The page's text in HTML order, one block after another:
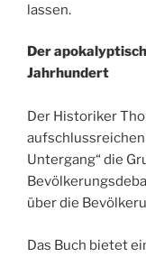
lassen.
Der
Jahrhundert
Der Historiker
Untergang“ die
über die
Das Buch bietet